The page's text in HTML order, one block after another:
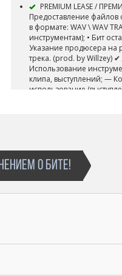
PREMIUM LEASE /
Предоставление файлов
в формате: WAV \ WAV
инструментам); • Бит
Указание продюсера на
трека. (prod. by Willzey)
Использование
клипа, выступлений; —
использование
О БИТЕ!